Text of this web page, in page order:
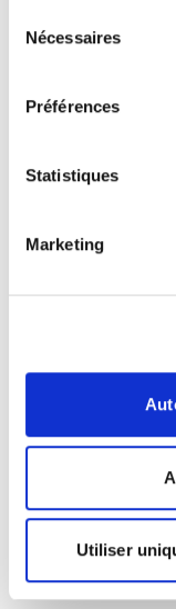
Nécessaires
Préférences
Statistiques
Marketing
Utiliser